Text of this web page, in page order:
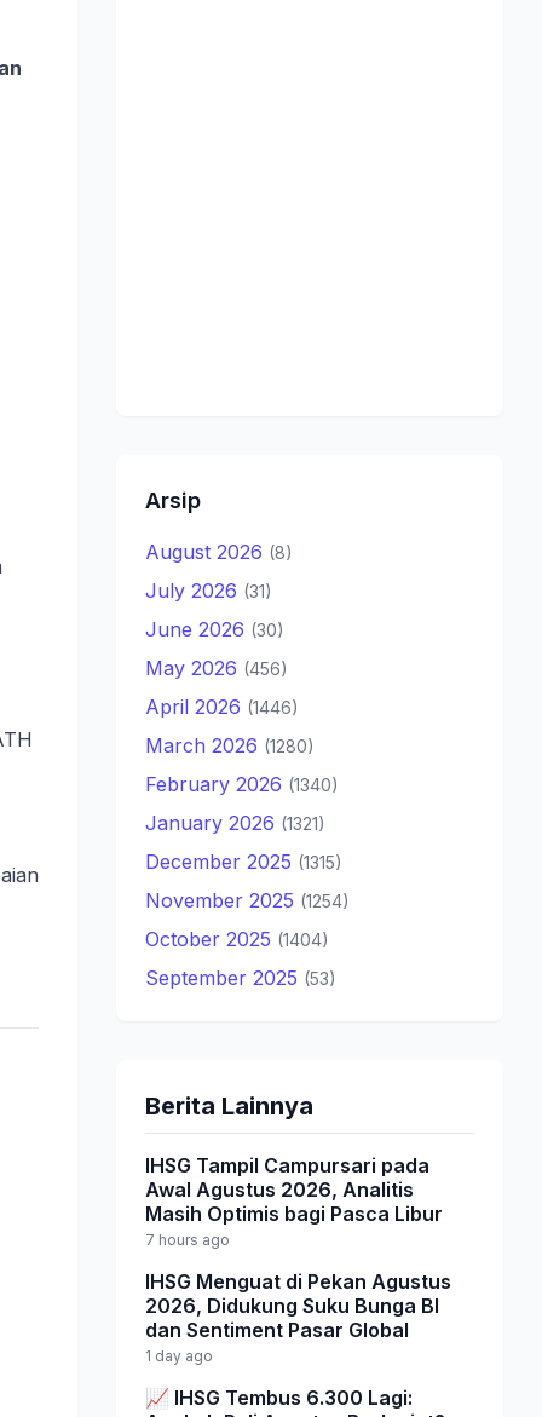
Arsip
August 2026 (8)
July 2026 (31)
June 2026 (30)
May 2026 (456)
April 2026 (1446)
March 2026 (1280)
February 2026 (1340)
January 2026 (1321)
December 2025 (1315)
November 2025 (1254)
October 2025 (1404)
September 2025 (53)
Berita Lainnya
IHSG Tampil Campursari pada
Awal Agustus 2026, Analitis
Masih Optimis bagi Pasca Libur
7 hours ago
IHSG Menguat di Pekan Agustus
2026, Didukung Suku Bunga BI
dan Sentiment Pasar Global
1 day ago
📈 IHSG Tembus 6.300 Lagi: